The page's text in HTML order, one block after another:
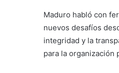
Maduro habló con
nuevos desafíos
integridad y la
para la organización